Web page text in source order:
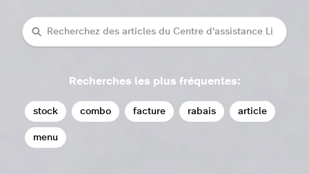
rechercher
Recherches les plus fréquentes:
stock combo facture rabais article
menu